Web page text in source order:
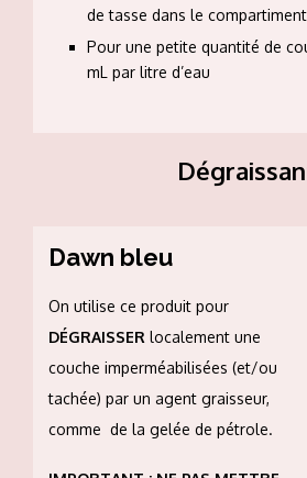
de tasse dans le compartiment
Pour une petite quantité de
mL par litre d’eau
Dawn bleu
On utilise ce produit pour
DÉGRAISSER localement une
couche imperméabilisées (et/ou
tachée) par un agent graisseur,
comme de la gelée de pétrole.